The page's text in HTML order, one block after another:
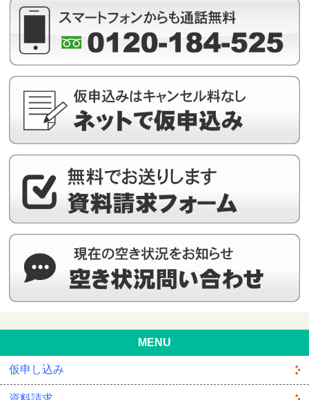
MENU
仮申し込み